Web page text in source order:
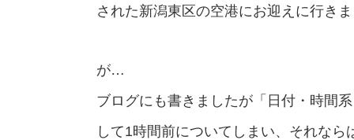
された新潟東区の空港にお迎えに行きま
が…
ブログにも書きましたが「日付・時間
して1時間前についてしまい、それな